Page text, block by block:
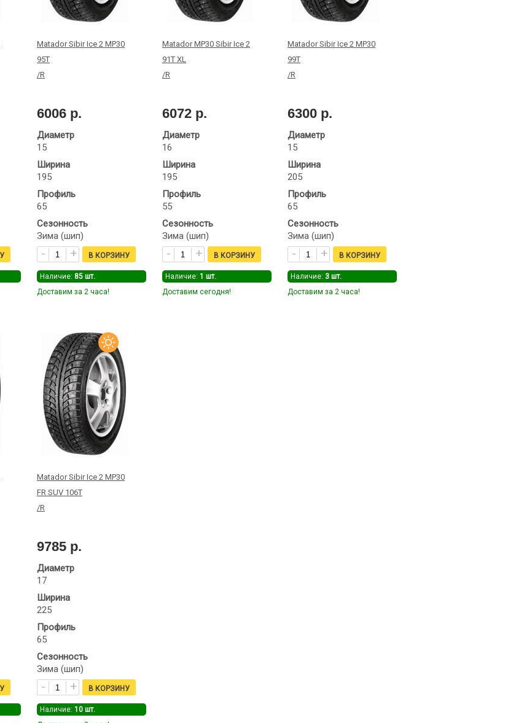
Matador Sibir Ice 2 MP30
95T
/R
6006 р.
Диаметр
15
Ширина
195
Профиль
65
Сезонность
Зима (шип)
Наличие: 85 шт.
Доставим за 2 часа!
Matador MP30 Sibir Ice 2
91T XL
/R
6072 р.
Диаметр
16
Ширина
195
Профиль
55
Сезонность
Зима (шип)
Наличие: 1 шт.
Доставим сегодня!
Matador Sibir Ice 2 MP30
99T
/R
6300 р.
Диаметр
15
Ширина
205
Профиль
65
Сезонность
Зима (шип)
Наличие: 3 шт.
Доставим за 2 часа!
Matador Sibir Ice 2 MP30
FR SUV 106T
/R
9785 р.
Диаметр
17
Ширина
225
Профиль
65
Сезонность
Зима (шип)
Наличие: 10 шт.